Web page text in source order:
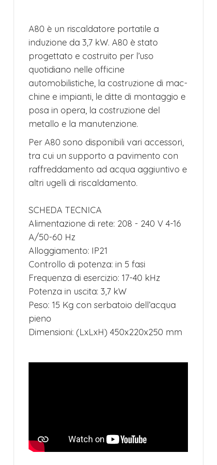
​A80 è un riscaldatore portatile a
induzione da 3,7 kW. A80 è stato
progettato e costruito per l’uso
quotidiano nelle officine
automobilistiche, la costruzione di mac-
chine e impianti, le ditte di montaggio e
posa in opera, la costruzione del
metallo e la manutenzione.
Per A80 sono disponibili vari accessori,
tra cui un supporto a pavimento con
raffreddamento ad acqua aggiuntivo e
altri ugelli di riscaldamento.
SCHEDA TECNICA
Alimentazione di rete: 208 - 240 V 4-16
A/50-60 Hz
Alloggiamento: IP21
Controllo di potenza: in 5 fasi
Frequenza di esercizio: 17-40 kHz
Potenza in uscita: 3,7 kW
Peso: 15 Kg con serbatoio dell’acqua
pieno
Dimensioni: (LxLxH) 450x220x250 mm